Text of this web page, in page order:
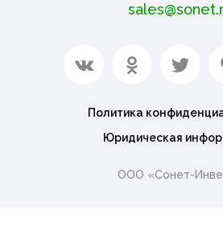
Политика
Юридическая
ООО «Сонет-